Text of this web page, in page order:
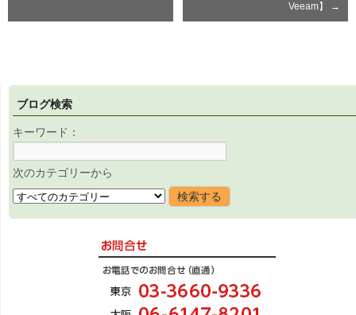
Veeam】
→
ブログ検索
キーワード：
次のカテゴリーから